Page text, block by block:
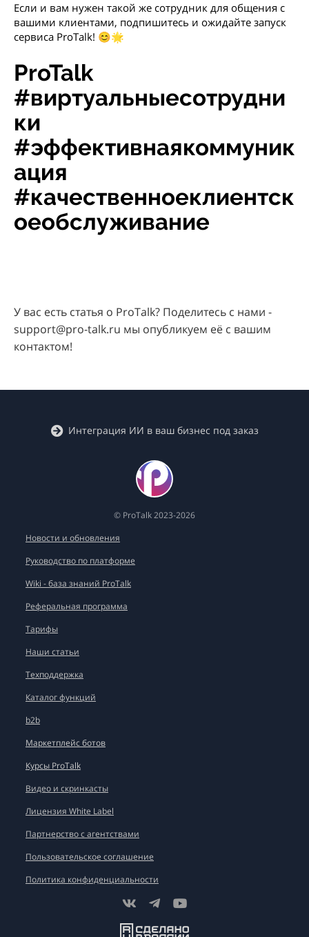
Если и вам нужен такой же сотрудник для общения с
вашими клиентами, подпишитесь и ожидайте запуск
сервиса ProTalk! 😊🌟
ProTalk
#виртуальныесотрудни
ки
#эффективнаякоммуник
ация
#качественноеклиентск
оеобслуживание
У вас есть статья о ProTalk? Поделитесь с нами -
support@pro-talk.ru мы опубликуем её с вашим
контактом!
Интеграция ИИ в ваш бизнес под заказ
© ProTalk 2023-2026
Новости и обновления
Руководство по платформе
Wiki - база знаний ProTalk
Реферальная программа
Тарифы
Наши статьи
Техподдержка
Каталог функций
b2b
Маркетплейс ботов
Курсы ProTalk
Видео и скринкасты
Лицензия White Label
Партнерство с агентствами
Пользовательское соглашение
Политика конфиденциальности